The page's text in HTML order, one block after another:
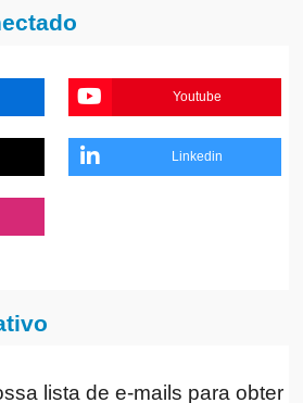
Youtube
Linkedin
lista de e-mails para obter